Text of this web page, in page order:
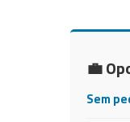
💼
Sem